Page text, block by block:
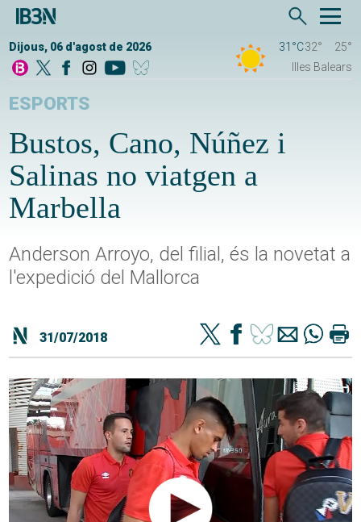
Dijous, 06 d'agost de 2026 31°C32°
25°
Illes Balears
ESPORTS
Bustos, Cano, Núñez i
Salinas no viatgen a
Marbella
Anderson Arroyo, del filial, és la novetat a
l'expedició del Mallorca
31/07/2018